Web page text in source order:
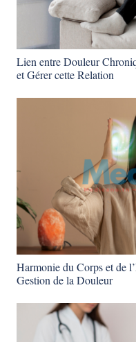
Lien entre Douleur
et Gérer cette Relation
Harmonie du Corps et de
Gestion de la Douleur